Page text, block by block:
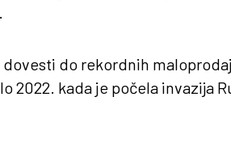
.
dovesti do rekordnih
2022. kada je počela invazija